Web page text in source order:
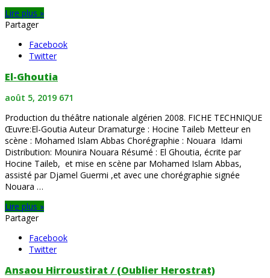
Lire plus »
Partager
Facebook
Twitter
El-Ghoutia
août 5, 2019 671
Production du théâtre nationale algérien 2008. FICHE TECHNIQUE
Œuvre:El-Goutia Auteur Dramaturge : Hocine Taileb Metteur en
scène : Mohamed Islam Abbas Chorégraphie : Nouara Idami
Distribution: Mounira Nouara Résumé : El Ghoutia, écrite par
Hocine Taileb, et mise en scène par Mohamed Islam Abbas,
assisté par Djamel Guermi ,et avec une chorégraphie signée
Nouara …
Lire plus »
Partager
Facebook
Twitter
Ansaou Hirroustirat / (Oublier Herostrat)